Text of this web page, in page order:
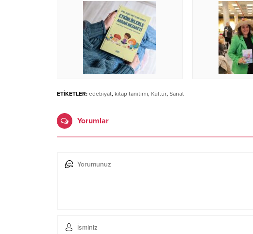
ETİKETLER: edebiyat, kitap tanıtımı, Kültür, Sanat
Yorumlar